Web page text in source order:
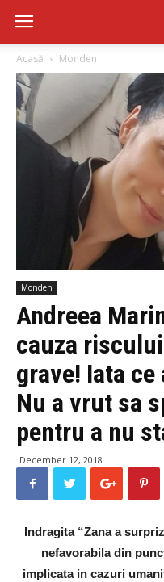
Acasă Monden
Monden
Andreea
cauza
grave! Iata
Nu a vrut sa
pentru a nu
December 12, 2018
Indragita “Zana a
nefavorabila din
implicata in cazuri